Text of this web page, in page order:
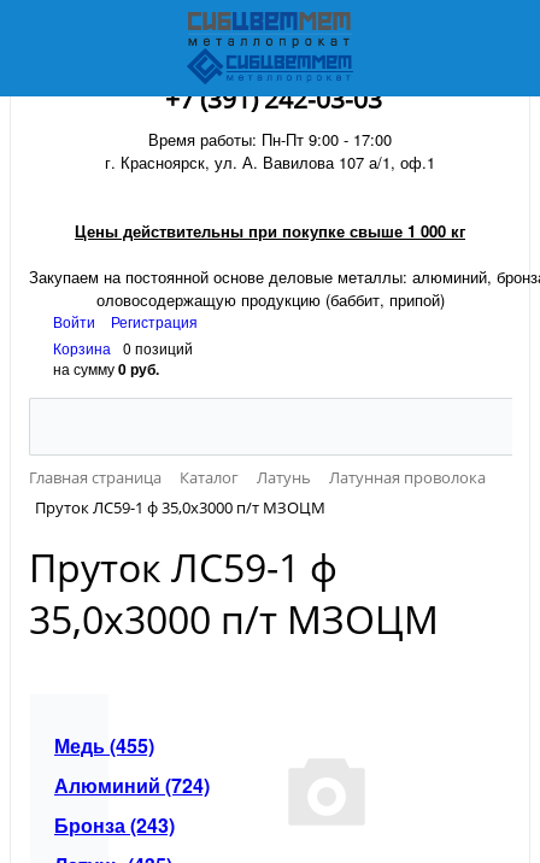
+7 (391) 242-03-03
Время работы: Пн-Пт 9:00 - 17:00
г. Красноярск, ул. А. Вавилова 107 а/1, оф.1
Цены действительны при покупке свыше 1 000 кг
Закупаем на постоянной основе деловые металлы: алюминий,
оловосодержащую продукцию (баббит, припой)
Войти
Регистрация
Корзина
0 позиций
на сумму0 руб.
Главная страница Каталог Латунь
Латунная проволока
Пруток ЛС59-1 ф 35,0х3000 п/т МЗОЦМ
Пруток ЛС59-1 ф
35,0х3000 п/т МЗОЦМ
Медь (455)
Алюминий (724)
Бронза (243)